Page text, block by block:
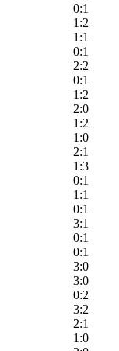
0:1
1:2
1:1
0:1
2:2
0:1
1:2
2:0
1:2
1:0
2:1
1:3
0:1
1:1
0:1
3:1
0:1
0:1
3:0
3:0
0:2
3:2
2:1
1:0